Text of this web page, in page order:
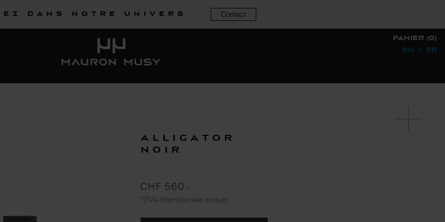
dans notre univers Contact
PANIER (0)
EN
/ FR
Alligator
noir
CHF 560.-
*(TVA Internationale exclue)